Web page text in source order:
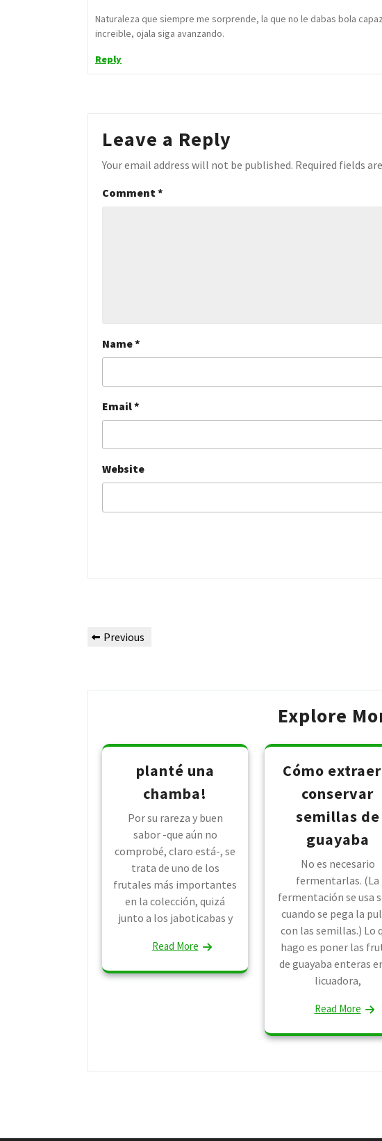
Naturaleza que siempre me sorprende, la que no le dabas bola
increible, ojala siga avanzando.
Reply
Leave a Reply
Your email address will not be published. Required fields
Comment*
Name*
Email*
Website
Post
Previous
Previous
Explore
planté una
chamba!
Por su rareza y buen
sabor -que aún no
comprobé, claro está-, se
trata de uno de los
frutales más importantes
en la colección, quizá
junto a los jaboticabas y
Read More
Cómo
conservar
semillas de
guayaba
No es necesario
fermentarlas. (La
fermentación se usa
cuando se pega la
con las semillas.) Lo
hago es poner las
de guayaba enteras
licuadora,
Read More